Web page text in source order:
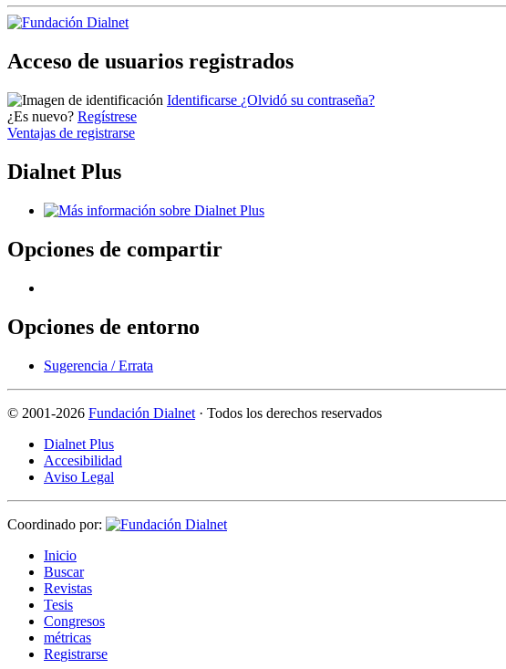
Acceso de usuarios registrados
Identificarse ¿Olvidó su contraseña?
¿Es nuevo? Regístrese
Ventajas de registrarse
Dialnet Plus
Opciones de compartir
Opciones de entorno
Sugerencia / Errata
© 2001-2026 Fundación Dialnet · Todos los derechos reservados
Dialnet Plus
Accesibilidad
Aviso Legal
Coordinado por:
Inicio
Buscar
Revistas
Tesis
Congresos
métricas
Registrarse